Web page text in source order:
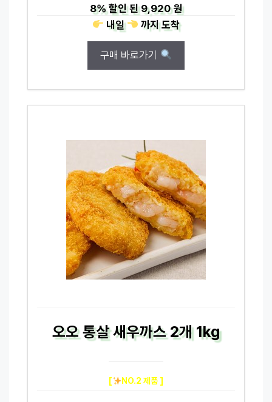
8%할인 된9,920 원
내일
까지도착
구매 바로가기
오오 통살 새우까스 2개 1kg
[ NO.2 제품 ]